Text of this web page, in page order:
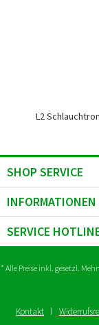
L2
SHOP SERVICE
INFORMATIONEN
SERVICE
* Alle Preise inkl. gesetzl.
Kontakt